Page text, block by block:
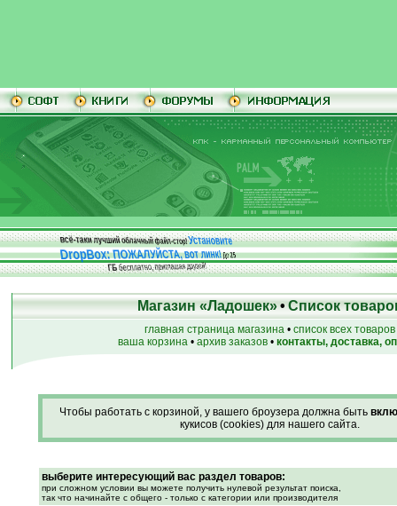
всё-таки лучший облачный файл-стор!Установите
DropBox: ПОЖАЛУЙСТА, вот линк!До25
ГБбесплатно, приглашая друзей!
Магазин «Ладошек»•Список
главная страница магазина • список всех товаров
ваша корзина • архив заказов • контакты, доставка,
Чтобы работать с корзиной, у вашего броузера должна быть
кукисов (cookies) для нашего сайта.
выберите интересующий вас раздел товаров:
при сложном условии вы можете получить нулевой результат поиска,
так что начинайте с общего - только с категории или производителя